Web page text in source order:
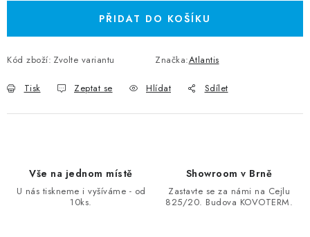
PŘIDAT DO KOŠÍKU
Kód zboží: Zvolte variantu Značka:Atlantis
Tisk Zeptat se Hlídat Sdílet
Vše na jednom místě
U nás tiskneme i vyšíváme - od
10ks.
Showroom v Brně
Zastavte se za námi na Cejlu
825/20. Budova KOVOTERM.